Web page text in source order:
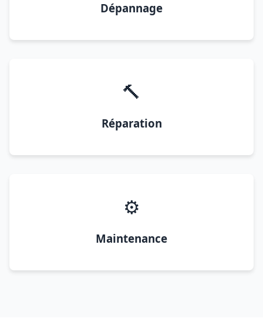
Dépannage
🔨
Réparation
⚙️
Maintenance